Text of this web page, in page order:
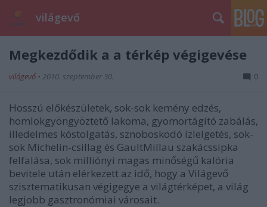
világevő
Megkezdődik a a térkép végigevése
világevő • 2010. szeptember 30. 0
Hosszú előkészületek, sok-sok kemény edzés,
homlokgyöngyöztető lakoma, gyomortágító zabálás,
illedelmes kóstolgatás, sznoboskodó ízlelgetés, sok-
sok Michelin-csillag és GaultMillau szakácssipka
felfalása, sok milliónyi magas minőségű kalória
bevitele után elérkezett az idő, hogy a Világevő
szisztematikusan végigegye a világtérképet, a világ
legjobb gasztronómiai városait.